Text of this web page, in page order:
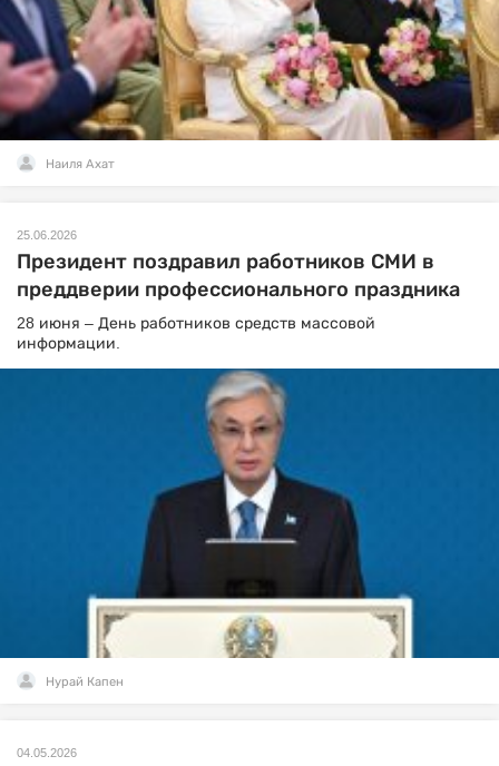
Наиля Ахат
25.06.2026
Президент поздравил работников СМИ в
преддверии профессионального праздника
28 июня – День работников средств массовой
информации.
Нурай Капен
04.05.2026